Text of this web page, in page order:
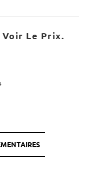
Voir Le Prix.